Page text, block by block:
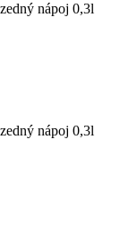
nápoj 0,3l
nápoj 0,3l